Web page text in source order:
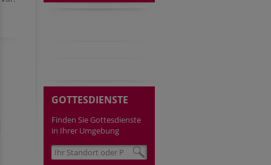
GOTTESDIENSTE
Finden Sie Gottesdienste
in Ihrer Umgebung